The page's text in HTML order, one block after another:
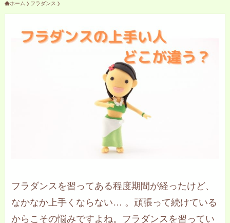
ホーム フラダンス
フラダンスを習ってある程度期間が経ったけど、
なかなか上手くならない… 。頑張って続けている
からこその悩みですよね。フラダンスを習ってい